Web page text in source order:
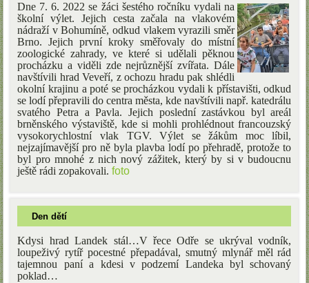
Dne 7. 6. 2022 se žáci šestého ročníku vydali na
školní výlet. Jejich cesta začala na vlakovém
nádraží v Bohumíně, odkud vlakem vyrazili směr
Brno. Jejich první kroky směřovaly do místní
zoologické zahrady, ve které si udělali pěknou
procházku a viděli zde nejrůznější zvířata. Dále
navštívili hrad Veveří, z ochozu hradu pak shlédli
okolní krajinu a poté se procházkou vydali k přístavišti, odkud
se lodí přepravili do centra města, kde navštívili např. katedrálu
svatého Petra a Pavla. Jejich poslední zastávkou byl areál
brněnského výstaviště, kde si mohli prohlédnout francouzský
vysokorychlostní vlak TGV. Výlet se žákům moc líbil,
nejzajímavější pro ně byla plavba lodí po přehradě, protože to
byl pro mnohé z nich nový zážitek, který by si v budoucnu
ještě rádi zopakovali.foto
Den dětí
Kdysi hrad Landek stál…V řece Odře se ukrýval vodník,
loupeživý rytíř pocestné přepadával, smutný mlynář měl rád
tajemnou paní a kdesi v podzemí Landeka byl schovaný
poklad…